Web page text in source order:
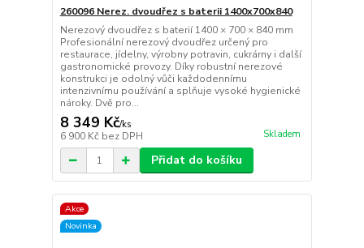
260096 Nerez. dvoudřez s baterii 1400x700x840
Nerezový dvoudřez s baterií 1400 × 700 × 840 mm
Profesionální nerezový dvoudřez určený pro
restaurace, jídelny, výrobny potravin, cukrárny i další
gastronomické provozy. Díky robustní nerezové
konstrukci je odolný vůči každodennímu
intenzivnímu používání a splňuje vysoké hygienické
nároky. Dvě pro...
8 349 Kč/ks
6 900 Kč bez DPH Skladem
Přidat do košíku
Akce
Novinka